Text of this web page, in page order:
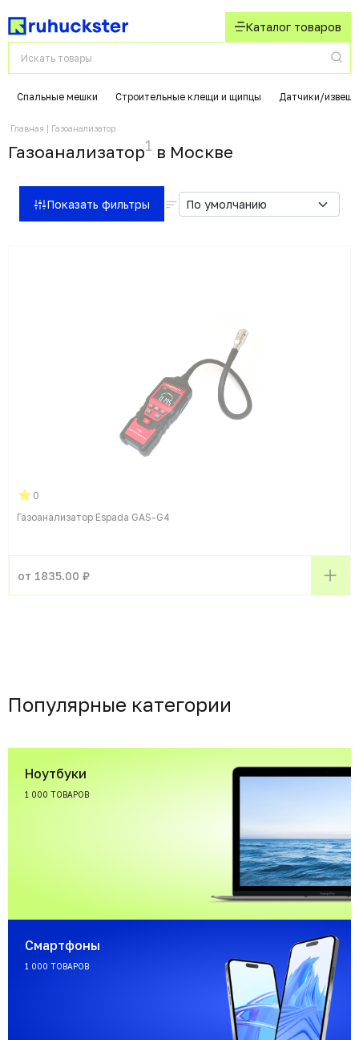
Каталог товаров
Спальные мешки Строительные клещи и щипцы Датчики/
Главная Газоанализатор
Газоанализатор1 в Москвe
Показать фильтры
0
Газоанализатор Espada GAS-G4
от 1835.00 ₽
Популярные категории
Ноутбуки
1 000 ТОВАРОВ
Смартфоны
1 000 ТОВАРОВ